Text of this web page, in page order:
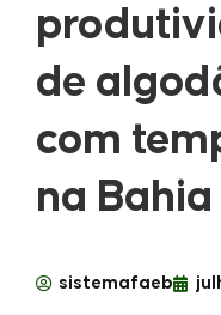
de
com
na Bahia
sistemafaeb